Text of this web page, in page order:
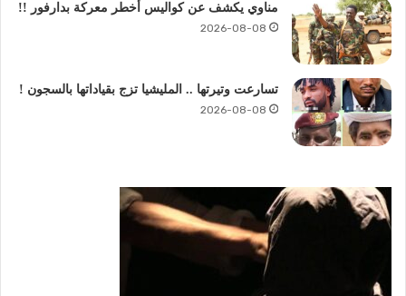
مناوي يكشف عن كواليس أخطر معركة بدارفور !!
2026-08-08
تسارعت وتيرتها .. المليشيا تزج بقياداتها بالسجون !
2026-08-08